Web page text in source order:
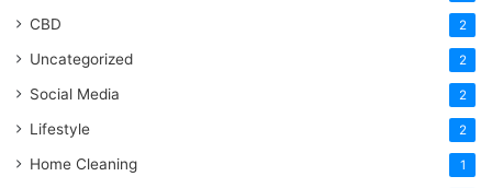
CBD 2
Uncategorized 2
Social Media 2
Lifestyle 2
Home Cleaning 1